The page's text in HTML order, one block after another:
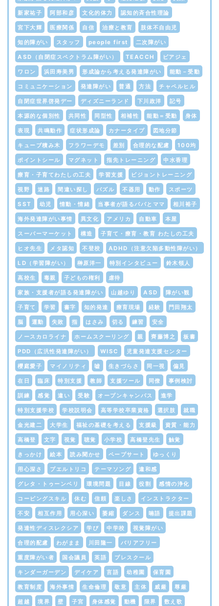
新家祐子 阿部和彦 文化的体力 認知的斉合性理論
宮下大輝 医療関係 自信 治療と教育 肢体不自由児
知的障がい スタッフ people first 二次障がい
ASD（自閉症スペクトラム障がい） TEACCH ピアジェ
ワロン 浜田寿美男 形成論から考える発達障がい 能動－受動
コミュニケーション 発達障がい 普通 方法 チャペルヒル
自閉症世界啓発デー ディズニーランド 下川政洋 記号
本源的な個別性 共同性 同型性 相補性 能動＝受動 身体
表現 共鳴動作 症状形成論 カナータイプ 図地分節
キューブ積み木 フラワーデモ 差別 合理的な配慮 100均
ポイントシール マグネット 指先トレーニング 中水香理
療育・子育てわたしの工夫 学習支援 ビジョントレーニング
視野 迷路 間違い探し パズル 不器用 動作 スポーツ
SST 幼児 情動・情緒 当事者が語るパパとママ 相川裕子
海外発達障がい事情 異文化 アメリカ 自動車 本屋
スーパーマーケット 構造 子育て・療育・教育 わたしの工夫
ヒオ先生 メタ認知 不登校 ADHD（注意欠陥多動性障がい）
LD（学習障がい） 榊原洋一 特別インタビュー 鈴木領人
高校生 毒親 子どもの権利 虐待
家族・支援者が語る発達障がい 山越ゆり ASD 障がい観
子育て 学習 書字 知的発達 療育現場 経験 門田翔太
脳 運動 失敗 指 はさみ 切る 練習 安全
ノースカロライナ ホームスクーリング 親 齊藤博之 板書
PDD（広汎性発達障がい） WISC 児童発達支援センター
櫻庭愛子 マイノリティ 嘘 生きづらさ 同一視 偏見
在日 臨床 特別支援 教師 支援ツール 同僚 事例検討
訓練 感覚 違い 受験 オープンキャンパス 進学
特別支援学校 学校説明会 高等学校卒業資格 選択肢 就職
金光建二 大学生 福祉の基礎を考える 支援級 資質・能力
高橋登 文字 視覚 聴覚 小学校 高橋登先生 触覚
きっかけ 絵本 読み聞かせ ペープサート ゆっくり
用心深さ プエルトリコ テーマソング 違和感
グレタ・トゥーンベリ 環境問題 目線 役割 感情の浄化
コーピングスキル 休む 信頼 楽しさ インストラクター
不安 相互作用 用心深い 萎縮 ダンス 喃語 提出課題
発達性ディスレクシア 学び 中学校 視覚障がい
合理的配慮 わがまま 川田隆一 バリアフリー
重度障がい者 国会議員 英語 プレスクール
キンダーガーデン デイケア 言語 幼稚園 保育園
教育制度 海外事情 生命倫理 敬意 主体 威厳 尊厳
超越 境界 壁 子宮 身体感覚 動機 限界 数え歌